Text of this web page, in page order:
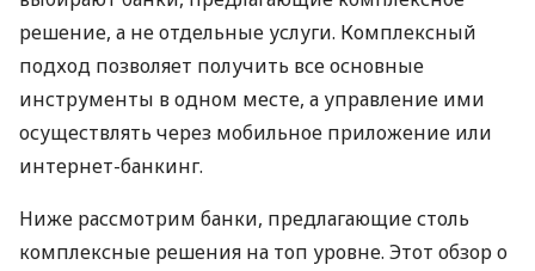
решение, а не отдельные услуги. Комплексный
подход позволяет получить все основные
инструменты в одном месте, а управление ими
осуществлять через мобильное приложение или
интернет-банкинг.
Ниже рассмотрим банки, предлагающие столь
комплексные решения на топ уровне. Этот обзор о